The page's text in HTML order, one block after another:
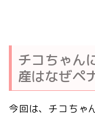
チコちゃん
産はなぜペ
今回は、チコちゃ